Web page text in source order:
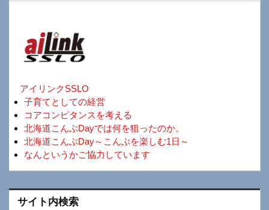
アイリンクSSLO
子育てとしての経営
コアコンピタンスを考える
北海道こんぶDayでは何を狙ったのか。
北海道こんぶDay～こんぶを楽しむ1日～
なんというかご協力しています
サイト内検索